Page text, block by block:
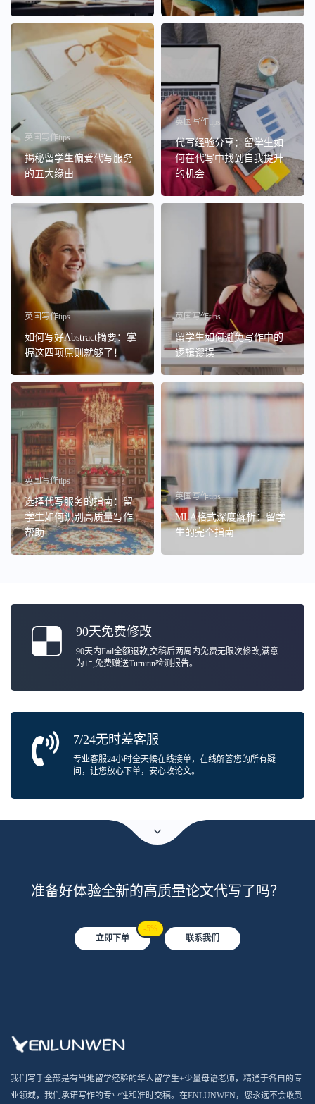
英国写作tips
揭秘留学生偏爱代写服务
的五大缘由
英国写作tips
代写经验分享：留学生如
何在代写中找到自我提升
的机会
英国写作tips
如何写好Abstract摘要：掌
握这四项原则就够了！
英国写作tips
留学生如何避免写作中的
逻辑谬误
英国写作tips
选择代写服务的指南：留
学生如何识别高质量写作
帮助
英国写作tips
MLA格式深度解析：留学
生的完全指南
90天免费修改
90天内Fail全额退款,交稿后两周内免费无限次修改,满意
为止,免费赠送Turnitin检测报告。
7/24无时差客服
专业客服24小时全天候在线接单，在线解答您的所有疑
问，让您放心下单，安心收论文。
准备好体验全新的高质量论文代写了吗？
立即下单
-5%
联系我们
我们写手全部是有当地留学经验的华人留学生+少量母语老师，精通于各自的专
业领域，我们承诺写作的专业性和准时交稿。在ENLUNWEN，您永远不会收到